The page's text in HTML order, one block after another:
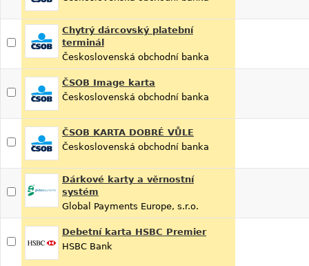
Chytrý dárcovský platební
terminál
Československá obchodní banka
ČSOB Image karta
Československá obchodní banka
ČSOB KARTA DOBRÉ VŮLE
Československá obchodní banka
Dárkové karty a věrnostní
systém
Global Payments Europe, s.r.o.
Debetní karta HSBC Premier
HSBC Bank